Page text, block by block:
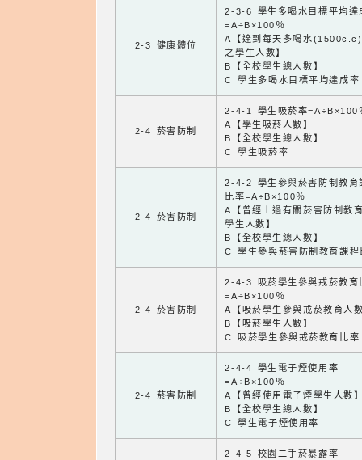
2-3 健康體位
2-3-6 學生多喝水目標平均達
=A÷B×100％
A【達到每天多喝水
之學生人數】
B【全校學生總人數】
C 學生多喝水目標平均達成率
2-4 菸害防制
2-4-1 學生吸菸率=A÷B×100
A【學生吸菸人數】
B【全校學生總人數】
C 學生吸菸率
2-4 菸害防制
2-4-2 學生參與菸害防制教育
比率=A÷B×100％
A【曾經上過有關菸害防制教
學生人數】
B【全校學生總人數】
C 學生參與菸害防制教育課程
2-4 菸害防制
2-4-3 吸菸學生參與戒菸教育
=A÷B×100％
A【吸菸學生參與戒菸教育人
B【吸菸學生人數】
C 吸菸學生參與戒菸教育比率
2-4 菸害防制
2-4-4 學生電子煙使用率
=A÷B×100％
A【曾經使用電子煙學生人數
B【全校學生總人數】
C 學生電子煙使用率
2-4-5 校園二手菸暴露率